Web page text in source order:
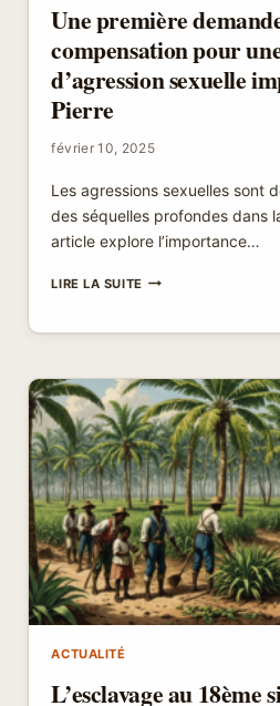
Une première
compensation pour
d’agression sexuelle
Pierre
février 10, 2025
Les agressions sexuelles sont
des séquelles profondes dans
article explore l’importance…
LIRE LA SUITEUNE
DE
POUR
UNE
VICTIME
D’AGRESSION
SEXUELLE
IMPLIQUANT
L’ABBÉ
PIERRE
ACTUALITÉ
L’esclavage au 18ème